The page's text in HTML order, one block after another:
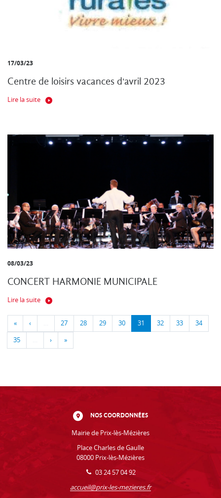
17/03/23
Centre de loisirs vacances d'avril 2023
Lire la suite
08/03/23
CONCERT HARMONIE MUNICIPALE
Lire la suite
« ‹ … 27 28 29 30 31 32 33 34
35 … › »
NOS COORDONNÉES
Mairie de Prix-lès-Mézières
Place Charles de Gaulle
08000 Prix-lès-Mézières
03 24 57 04 92
accueil@prix-les-mezieres.fr